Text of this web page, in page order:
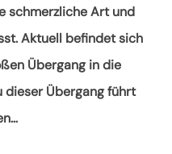
schmerzliche Art und
Aktuell befindet sich
Übergang in die
dieser Übergang führt
…